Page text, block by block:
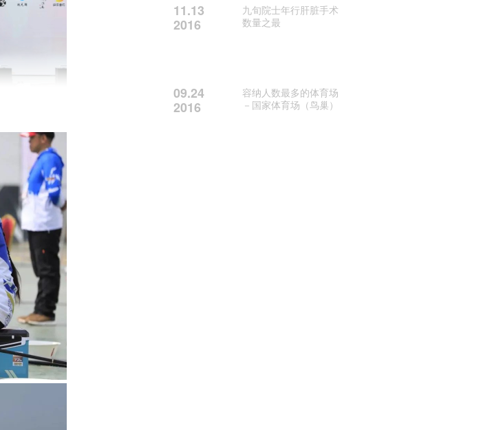
11.13
2016
九旬院士年行肝脏手术
数量之最
09.24
2016
容纳人数最多的体育场
－国家体育场（鸟巢）